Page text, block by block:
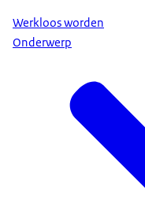
Werkloos worden
Onderwerp